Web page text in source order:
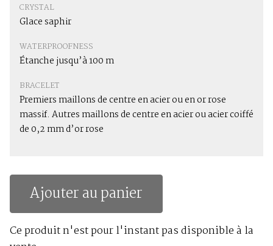
CRYSTAL
Glace saphir
WATERPROOFNESS
Étanche jusqu’à 100 m
BRACELET
Premiers maillons de centre en acier ou en or rose
massif. Autres maillons de centre en acier ou acier coiffé
de 0,2 mm d’or rose
Ajouter au panier
Ce produit n'est pour l'instant pas disponible à la